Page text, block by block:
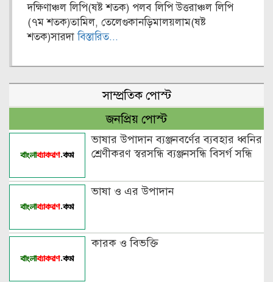
দক্ষিণাঞ্চল লিপি(ষষ্ট শতক) পলব লিপি উত্তরাঞ্চল লিপি
(৭ম শতক)তামিল, তেলেগুকানড়িমালয়লাম(ষষ্ট
শতক)সারদাবিস্তারিত...
সাম্প্রতিক পোস্ট
জনপ্রিয় পোস্ট
ভাষার উপাদান ব্যঞ্জনবর্ণের ব্যবহার ধ্বনির
শ্রেণীকরণ স্বরসন্ধি ব্যঞ্জনসন্ধি বিসর্গ সন্ধি
ভাষা ও এর উপাদান
কারক ও বিভক্তি